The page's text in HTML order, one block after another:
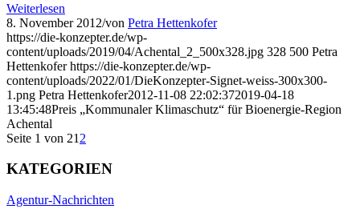
Weiterlesen
8. November 2012/von Petra Hettenkofer
https://die-konzepter.de/wp-
content/uploads/2019/04/Achental_2_500x328.jpg 328 500 Petra
Hettenkofer https://die-konzepter.de/wp-
content/uploads/2022/01/DieKonzepter-Signet-weiss-300x300-
1.png Petra Hettenkofer2012-11-08 22:02:372019-04-18
13:45:48Preis „Kommunaler Klimaschutz“ für Bioenergie-Region
Achental
Seite 1 von 21 2
KATEGORIEN
Agentur-Nachrichten